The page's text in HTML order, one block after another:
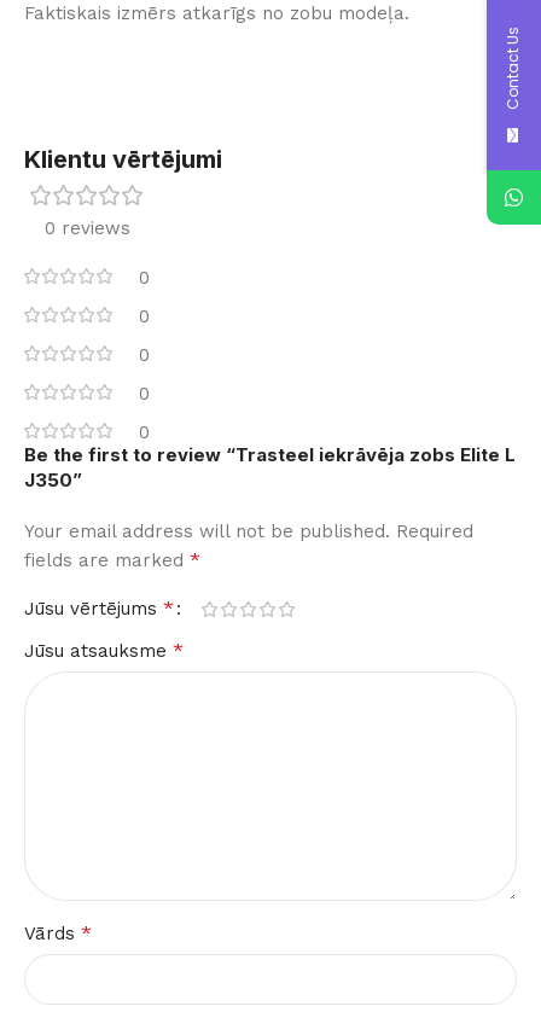
Faktiskais izmērs atkarīgs no zobu modeļa.
Klientu vērtējumi
0 reviews
0
0
0
0
0
Be the first to review “Trasteel iekrāvēja zobs Elite L
J350”
Your email address will not be published. Required
fields are marked *
Jūsu vērtējums *
Jūsu atsauksme *
Vārds *
Contact Us